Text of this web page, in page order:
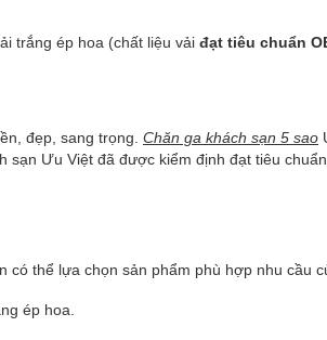
trắng ép hoa (chất liệu vải đạt tiêu chuẩn
đẹp, sang trọng. Chăn ga khách sạn 5 sao
sạn Ưu Việt đã được kiểm định đạt tiêu
có thể lựa chọn sản phẩm phù hợp nhu
ép hoa.